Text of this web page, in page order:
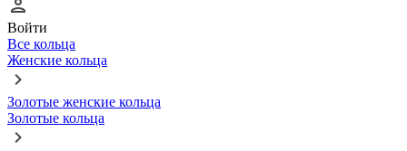
Войти
Все кольца
Женские кольца
Золотые женские кольца
Золотые кольца